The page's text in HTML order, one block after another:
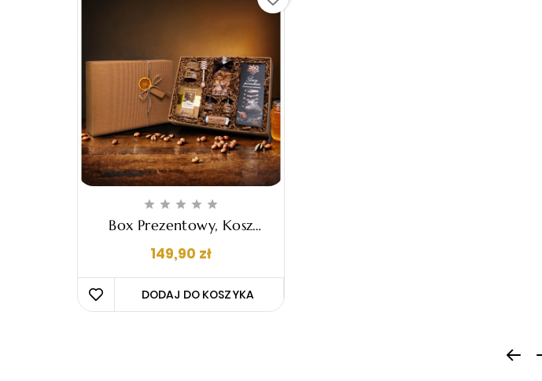
    
Box Prezentowy, Kosz
149,90 złCena
DODAJ DO KOSZYKA